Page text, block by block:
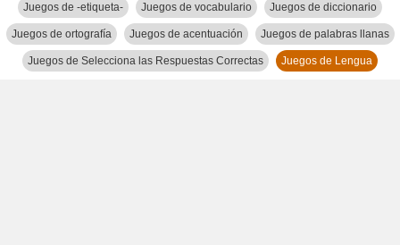
Juegos de -etiqueta- Juegos de vocabulario Juegos de diccionario
Juegos de ortografía Juegos de acentuación Juegos de palabras llanas
Juegos de Selecciona las Respuestas Correctas Juegos de Lengua